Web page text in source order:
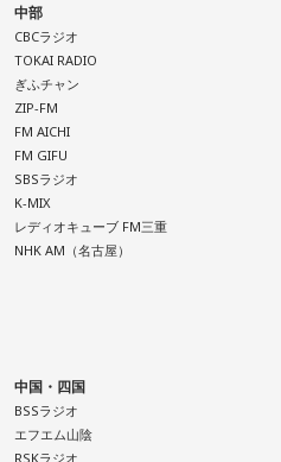
な女の子が、同人誌とかを売
分でも描けるんだ！」と思っ
んですけど、それが私自身の
て。
」みたいな、そういうときの
ろんな不安や葛藤を飛び越え
タリティのある曲だなと思い
いる部分も結構あるんですけ
、そういうものを飛び越えて
ました。
ンガーソングライター・バー
るさんをゲストに迎えてお届
限りは、フィジカルなことっ
から、よりスピリチュアルを
ィジカルをとても大切にする
すよね。
体調管理であると説く江
コンディションづくりの重要
ちゃうしね。だからご飯を食
たよく寝られたりすると思う
のメンテナンスというか、そ
ンを常に最高に整えるという
んでいた時期は体調が不安定
普段だったら前向きにいける
ちゃったりするでしょう。
中部
CBCラジオ
TOKAI RADIO
ぎふチャン
ZIP-FM
FM AICHI
FM GIFU
SBSラジオ
K-MIX
レディオキューブ FM三重
NHK AM（名古屋）
中国・四国
BSSラジオ
エフエム山陰
RSKラジオ